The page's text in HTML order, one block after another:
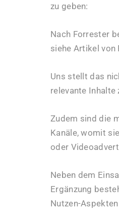
zu geben:
Nach Forrester
siehe Artikel von
Uns stellt das
relevante Inhalte
Zudem sind die
Kanäle, womit
oder
Neben dem
Ergänzung
Nutzen-